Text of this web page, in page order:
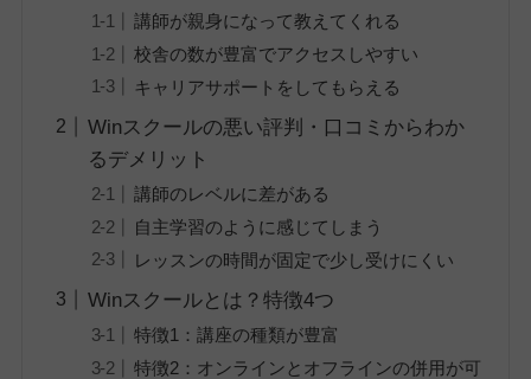
講師が親身になって教えてくれる
校舎の数が豊富でアクセスしやすい
キャリアサポートをしてもらえる
Winスクールの悪い評判・口コミからわか
るデメリット
講師のレベルに差がある
自主学習のように感じてしまう
レッスンの時間が固定で少し受けにくい
Winスクールとは？特徴4つ
特徴1：講座の種類が豊富
特徴2：オンラインとオフラインの併用が可